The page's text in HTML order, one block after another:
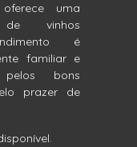
uma
de vinhos
é
familiar e
pelos bons
prazer de